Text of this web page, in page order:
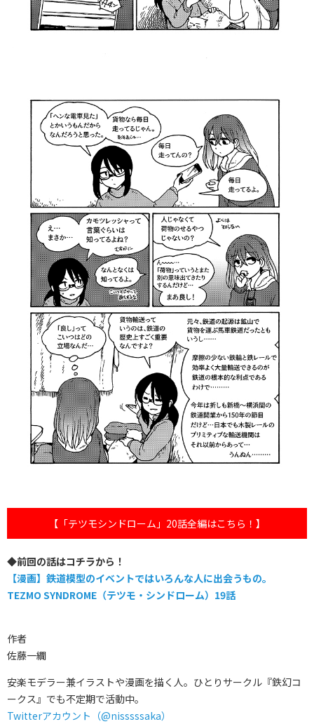
【「テツモシンドローム」20話全編はこちら！】
◆前回の話はコチラから！
【漫画】鉄道模型のイベントではいろんな人に出会うもの。
TEZMO SYNDROME（テツモ・シンドローム）19話
作者
佐藤一繝
安楽モデラー兼イラストや漫画を描く人。ひとりサークル『鉄幻コ
ークス』でも不定期で活動中。
Twitterアカウント（@nisssssaka）